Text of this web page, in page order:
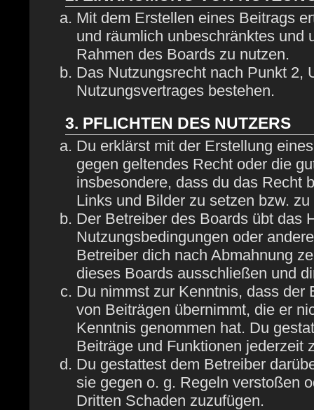
Mit dem Erstellen eines Beitrags
und räumlich unbeschränktes und
Rahmen des Boards zu nutzen.
Das Nutzungsrecht nach Punkt 2,
Nutzungsvertrages bestehen.
3. PFLICHTEN DES NUTZERS
Du erklärst mit der Erstellung
gegen geltendes Recht oder die
insbesondere, dass du das Recht
Links und Bilder zu setzen bzw.
Der Betreiber des Boards übt das
Nutzungsbedingungen oder
Betreiber dich nach Abmahnung
dieses Boards ausschließen und
Du nimmst zur Kenntnis, dass der
von Beiträgen übernimmt, die er
Kenntnis genommen hat. Du
Beiträge und Funktionen jederzeit
Du gestattest dem Betreiber
sie gegen o. g. Regeln verstoßen
Dritten Schaden zuzufügen.